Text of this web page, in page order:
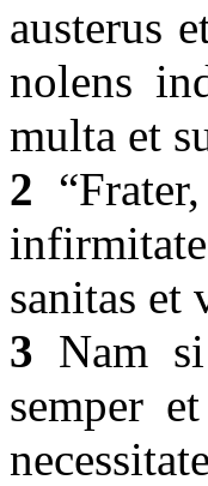
austerus
nolens
multa et
2
sanitas et
3 Nam
semper